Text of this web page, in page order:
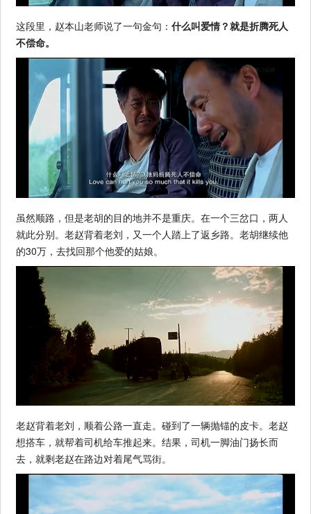
这段里，赵本山老师说了一句金句：什么叫爱情？就是折腾死人
不偿命。
虽然顺路，但是老胡的目的地并不是重庆。在一个三岔口，两人
就此分别。老赵背着老刘，又一个人踏上了返乡路。老胡继续他
的30万，去找回那个他爱的姑娘。
老赵背着老刘，顺着公路一直走。碰到了一辆抛锚的皮卡。老赵
想搭车，就帮着司机给车推起来。结果，司机一脚油门扬长而
去，就剩老赵在路边对着尾气骂街。